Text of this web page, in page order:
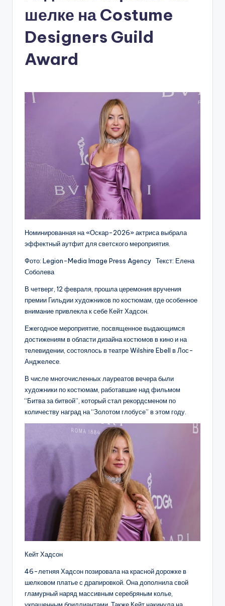
шелке на Costume
Designers Guild
Award
Номинированная на «Оскар-2026» актриса выбрала
эффектный аутфит для светского мероприятия.
Фото: Legion-Media Image Press Agency Текст: Елена
Соболева
В четверг, 12 февраля, прошла церемония вручения
премии Гильдии художников по костюмам, где особенное
внимание привлекла к себе Кейт Хадсон.
Ежегодное мероприятие, посвященное выдающимся
достижениям в области дизайна костюмов в кино и на
телевидении, состоялось в театре Wilshire Ebell в Лос-
Анджелесе.
В числе многочисленных лауреатов вечера были
художники по костюмам, работавшие над фильмом
“Битва за битвой”, который стал рекордсменом по
количеству наград на “Золотом глобусе” в этом году.
Кейт Хадсон
46-летняя Хадсон позировала на красной дорожке в
шелковом платье с драпировкой. Она дополнила свой
гламурный наряд массивным серебряным колье,
украшенным бриллиантами. Также Кейт накинула на